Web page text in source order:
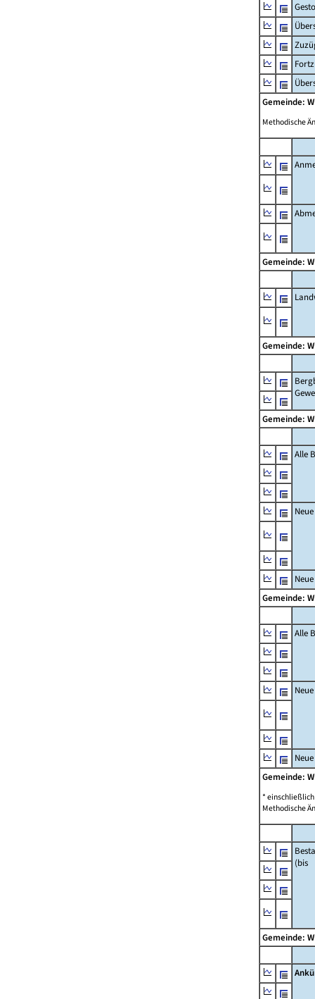
Gemeinde:
Methodische
Gemeinde:
Gemeinde:
Gemeinde:
Alle
Gemeinde:
Alle
Gemeinde:
*
Methodische
(bis
Gemeinde: